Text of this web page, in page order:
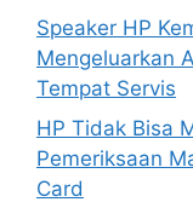
Speaker HP
Mengeluarkan
Tempat Servis
HP Tidak Bisa
Pemeriksaan
Card